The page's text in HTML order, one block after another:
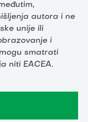
autora i ne
unije ili
i
smatrati
niti EACEA.